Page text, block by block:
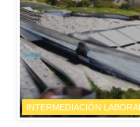
INTERMEDIACIÓN LABORAL